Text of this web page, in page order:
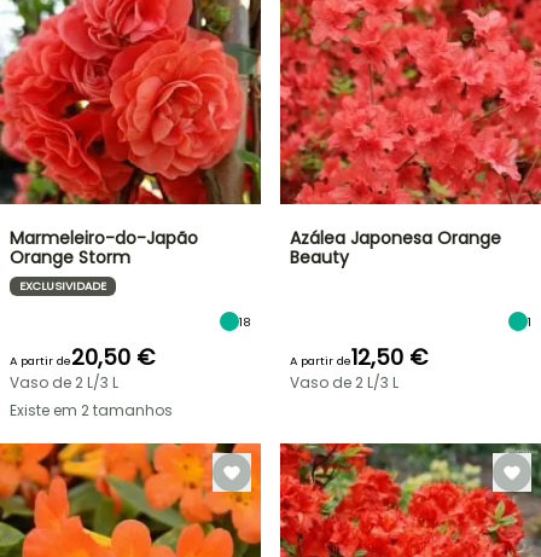
Marmeleiro-do-Japão
Orange Storm
EXCLUSIVIDADE
18
A partir de20,50 €
Vaso de 2 L/3 L
Existe em 2 tamanhos
Azálea Japonesa Orange
Beauty
1
A partir de12,50 €
Vaso de 2 L/3 L